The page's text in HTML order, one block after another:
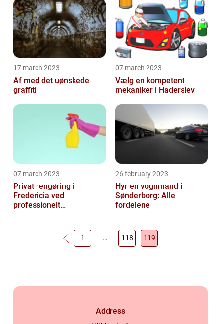
17 march 2023
Af med det uønskede
graffiti
07 march 2023
Vælg en kompetent
mekaniker i Haderslev
07 march 2023
Privat rengøring i
Fredericia ved
professionelt
26 february 2023
Hyr en vognmand i
Sønderborg: Alle
fordelene
1 … 118 119
Address